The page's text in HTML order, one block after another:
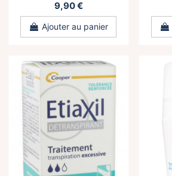
9,90 €
Ajouter au panier